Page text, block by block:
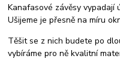
Kanafasové závěsy vypadají
Ušijeme je přesně na míru
Těšit se z nich budete po
vybíráme pro ně kvalitní